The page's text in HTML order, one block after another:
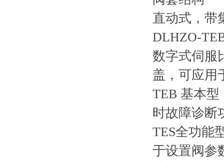
直动式，带
DLHZO-
数字式伺服
盖，可应用
TEB 基本
时故障诊断
TES全功能
于设置阀参